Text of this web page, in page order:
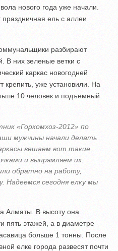
нового года уже начали.
ель с аллеи
разбирают
В них зеленые ветки с
каркас новогодней
крепить, уже установили. На
10 человек и подъемный
«Горкомхоз-2012» по
мужчины начали делать
вешаем вот такие
и выпрямляем их.
обратно на работу,
Надеемся сегодня елку мы
Алматы. В высоту она
пять этажей, а в диаметре
больше 1 тонны. После
елке города развесят почти